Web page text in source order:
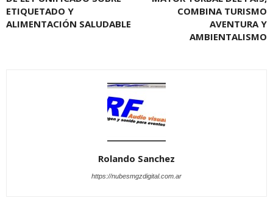
ETIQUETADO Y
ALIMENTACIÓN SALUDABLE
COMBINA TURISMO
AVENTURA Y
AMBIENTALISMO
Rolando Sanchez
https://nubesmgzdigital.com.ar